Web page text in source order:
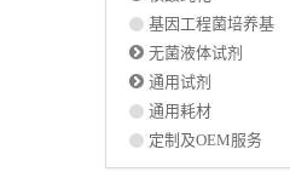
基因工程菌培养基
无菌液体试剂
通用试剂
通用耗材
定制及OEM服务